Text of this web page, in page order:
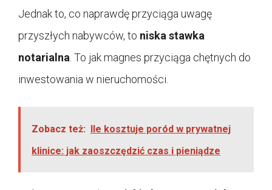
Jednak to, co naprawdę przyciąga uwagę
przyszłych nabywców, to niska stawka
notarialna . To jak magnes przyciąga chętnych do
inwestowania w nieruchomości.
Zobacz też: Ile kosztuje poród w prywatnej
klinice: jak zaoszczędzić czas i pieniądze